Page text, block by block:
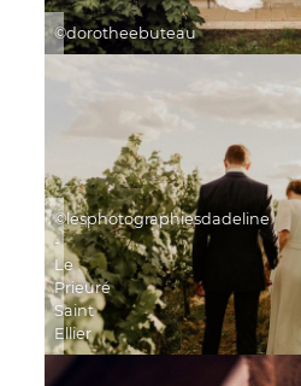
©dorotheebuteau
©lesphotographiesdadeline
-
Le
Prieuré
Saint
Ellier